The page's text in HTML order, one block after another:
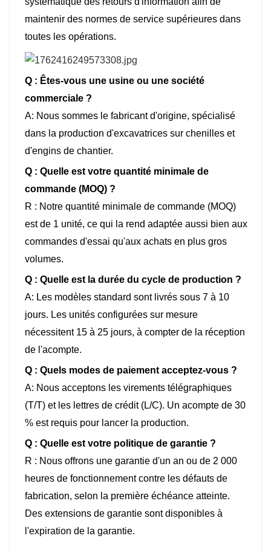
maintenir des normes de service supérieures dans
toutes les opérations.
Q : Êtes-vous une usine ou une société
commerciale ?
A: Nous sommes le fabricant d'origine, spécialisé
dans la production d'excavatrices sur chenilles et
d'engins de chantier.
Q : Quelle est votre quantité minimale de
commande (MOQ) ?
R : Notre quantité minimale de commande (MOQ)
est de 1 unité, ce qui la rend adaptée aussi bien aux
commandes d'essai qu'aux achats en plus gros
volumes.
Q : Quelle est la durée du cycle de production ?
A: Les modèles standard sont livrés sous 7 à 10
jours. Les unités configurées sur mesure
nécessitent 15 à 25 jours, à compter de la réception
de l'acompte.
Q : Quels modes de paiement acceptez-vous ?
A: Nous acceptons les virements télégraphiques
(T/T) et les lettres de crédit (L/C). Un acompte de 30
% est requis pour lancer la production.
Q : Quelle est votre politique de garantie ?
R : Nous offrons une garantie d'un an ou de 2 000
heures de fonctionnement contre les défauts de
fabrication, selon la première échéance atteinte.
Des extensions de garantie sont disponibles à
l'expiration de la garantie.